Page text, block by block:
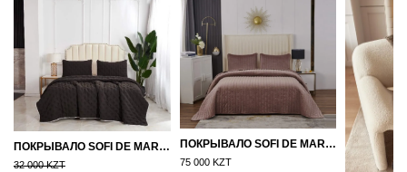
ПОКРЫВАЛО SOFI DE MARKO 160×220 БРОУДИ ЧЕРНО-БЕЖЕВОЕ
32 000 KZT
ПОКРЫВАЛО SOFI DE MARKO ВЕЛЮР 240×260 ФЕРДИНАНД (МОККО)
75 000 KZT